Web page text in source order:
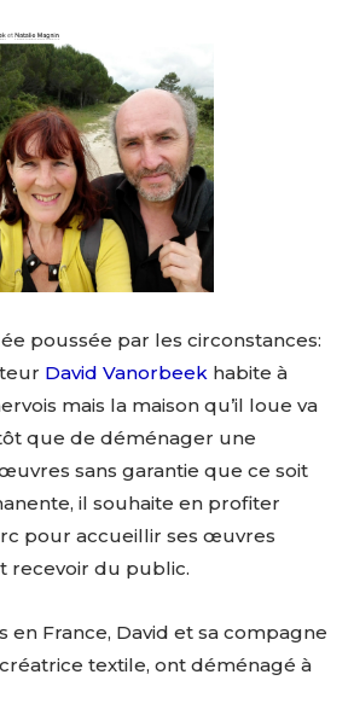
poussée par les circonstances:
David Vanorbeek habite à
mais la maison qu’il loue va
que de déménager une
sans garantie que ce soit
il souhaite en profiter
pour accueillir ses œuvres
recevoir du public.
en France, David et sa compagne
textile, ont déménagé à